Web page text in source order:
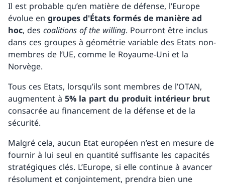
Il est probable qu’en matière de défense, l’Europe
évolue en groupes d'États formés de manière ad
hoc, des coalitions of the willing. Pourront être inclus
dans ces groupes à géométrie variable des Etats non-
membres de l’UE, comme le Royaume-Uni et la
Norvège.
Tous ces Etats, lorsqu’ils sont membres de l’OTAN,
augmentent à 5% la part du produit intérieur brut
consacrée au financement de la défense et de la
sécurité.
Malgré cela, aucun Etat européen n’est en mesure de
fournir à lui seul en quantité suffisante les capacités
stratégiques clés. L’Europe, si elle continue à avancer
résolument et conjointement, prendra bien une